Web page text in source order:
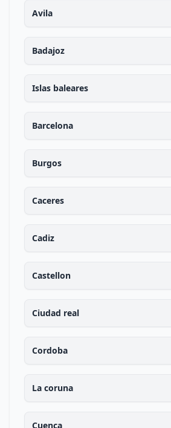
Avila
Badajoz
Islas baleares
Barcelona
Burgos
Caceres
Cadiz
Castellon
Ciudad real
Cordoba
La coruna
Cuenca